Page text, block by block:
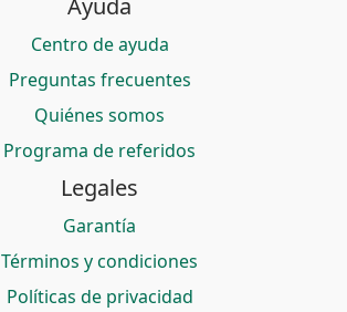
Centro de ayuda
Preguntas frecuentes
Quiénes somos
Programa de referidos
Legales
Garantía
Términos y condiciones
Políticas de privacidad